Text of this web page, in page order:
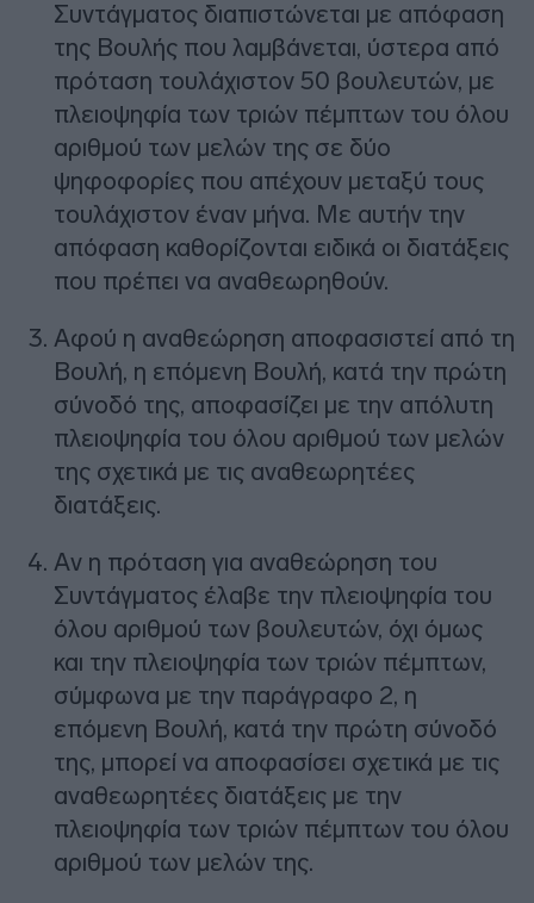
Συντάγματος διαπιστώνεται με απόφαση
της Βουλής που λαμβάνεται, ύστερα από
πρόταση τουλάχιστον 50 βουλευτών, με
πλειοψηφία των τριών πέμπτων του όλου
αριθμού των μελών της σε δύο
ψηφοφορίες που απέχουν μεταξύ τους
τουλάχιστον έναν μήνα. Mε αυτήν την
απόφαση καθορίζονται ειδικά οι διατάξεις
που πρέπει να αναθεωρηθούν.
Αφού η αναθεώρηση αποφασιστεί από τη
Βουλή, η επόμενη Βουλή, κατά την πρώτη
σύνοδό της, αποφασίζει με την απόλυτη
πλειοψηφία του όλου αριθμού των μελών
της σχετικά με τις αναθεωρητέες
διατάξεις.
Aν η πρόταση για αναθεώρηση του
Συντάγματος έλαβε την πλειοψηφία του
όλου αριθμού των βουλευτών, όχι όμως
και την πλειοψηφία των τριών πέμπτων,
σύμφωνα με την παράγραφο 2, η
επόμενη Bουλή, κατά την πρώτη σύνοδό
της, μπορεί να αποφασίσει σχετικά με τις
αναθεωρητέες διατάξεις με την
πλειοψηφία των τριών πέμπτων του όλου
αριθμού των μελών της.